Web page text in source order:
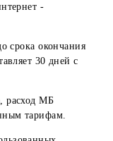
интернет», если
акции
интернет -